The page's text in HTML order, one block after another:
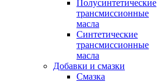
Полусинтетические
трансмиссионные
масла
Синтетические
трансмиссионные
масла
Добавки и смазки
Смазка